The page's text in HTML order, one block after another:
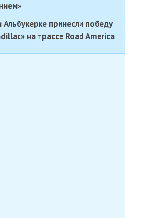
Альбукерке принесли победу
на трассе Road America